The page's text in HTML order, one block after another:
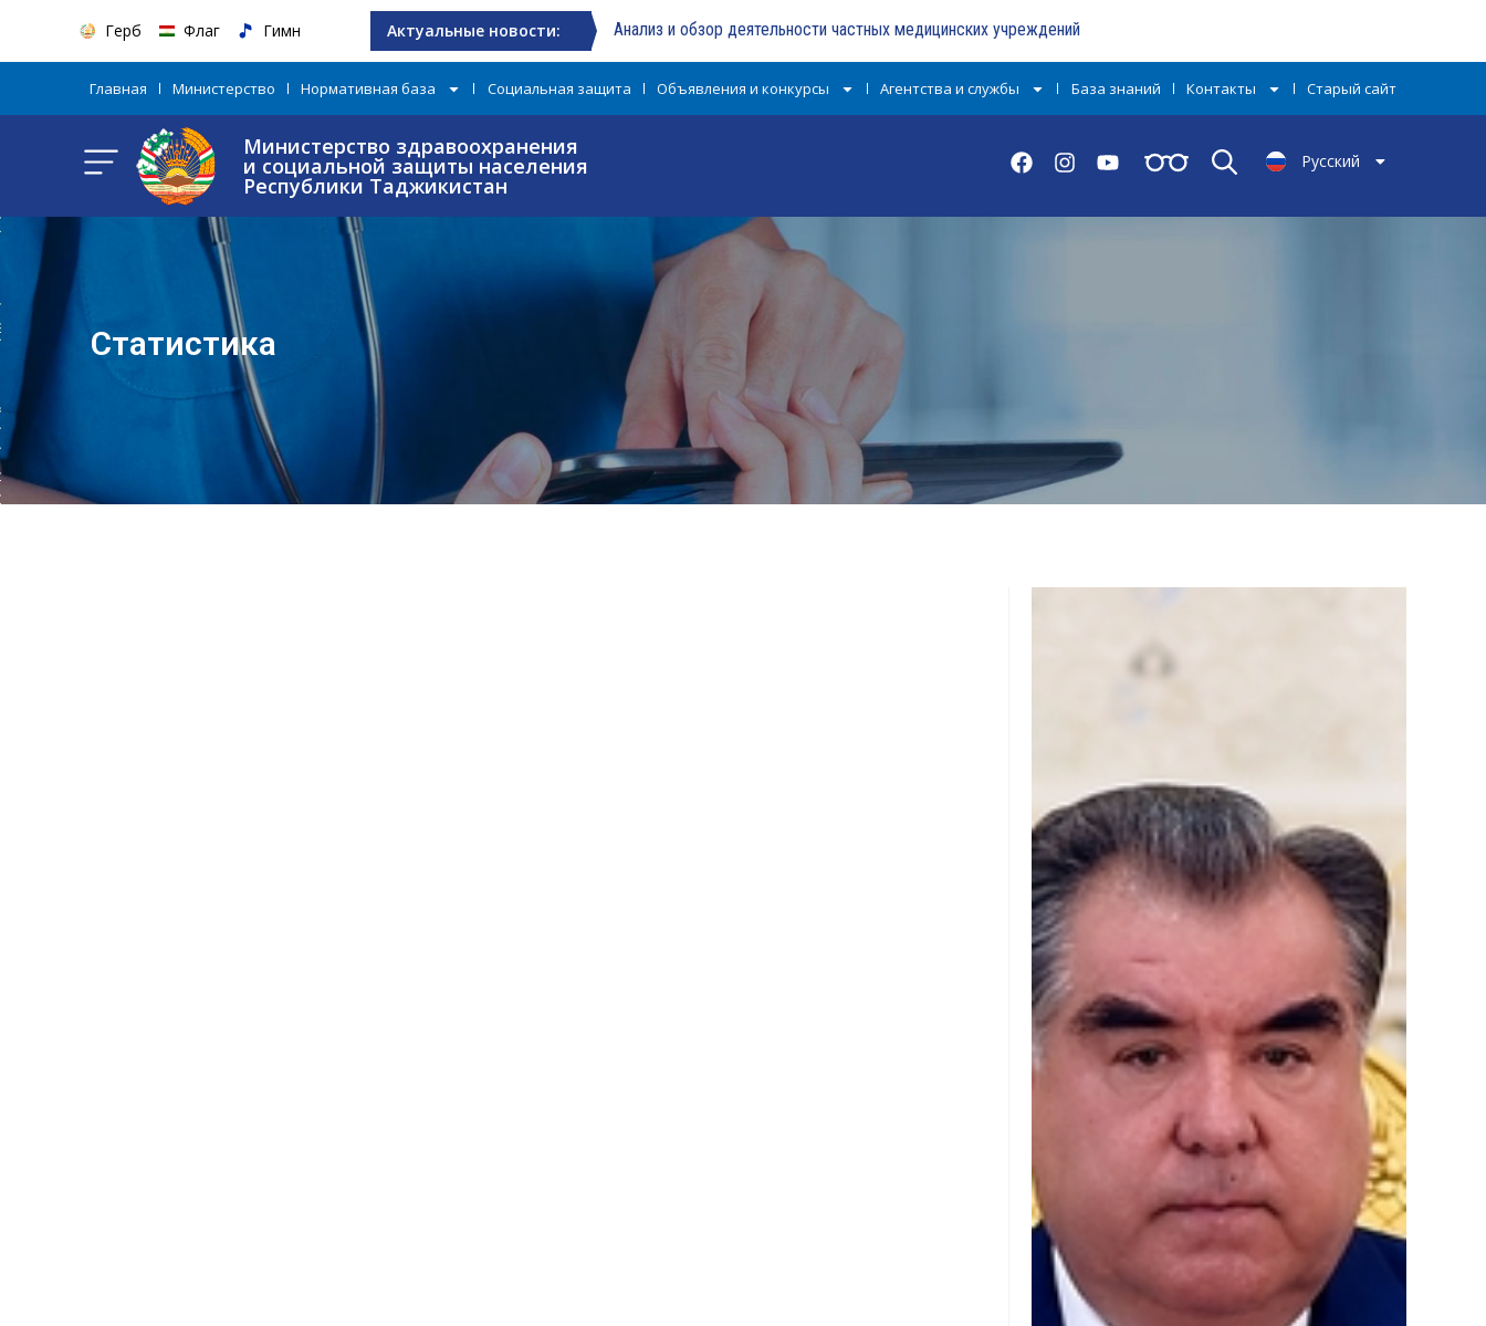
Герб Флаг Гимн Актуальные новости: Анализ и обзор деятельности частных медицинских учреждений
Главная Министерство Нормативная база Социальная защита Объявления и конкурсы Агентства и службы База знаний Контакты Старый сайт
Министерство здравоохранения
и социальной защиты населения
Республики Таджикистан
Русский
English
Тоҷикӣ
Статистика